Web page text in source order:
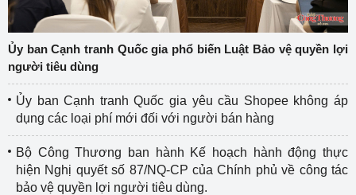
Ủy ban Cạnh tranh Quốc gia phổ biến Luật Bảo vệ quyền lợi
người tiêu dùng
Ủy ban Cạnh tranh Quốc gia yêu cầu Shopee không áp
dụng các loại phí mới đối với người bán hàng
Bộ Công Thương ban hành Kế hoạch hành động thực
hiện Nghị quyết số 87/NQ-CP của Chính phủ về công tác
bảo vệ quyền lợi người tiêu dùng.